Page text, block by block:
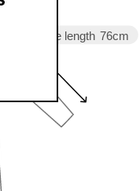
Sleeve length 76cm